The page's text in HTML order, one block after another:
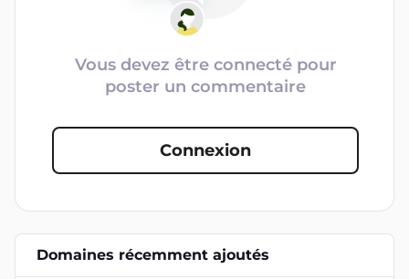
Vous devez être connecté pour
poster un commentaire
Connexion
Domaines récemment ajoutés